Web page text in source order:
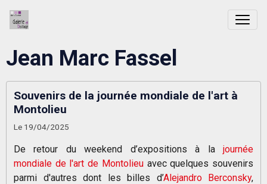
Jean Marc Fassel
Souvenirs de la journée mondiale de l'art à
Montolieu
Le 19/04/2025
De retour du weekend d’expositions à lajournée
mondiale de l'art de Montolieuavec quelques souvenirs
parmi d'autres dont les billes d’Alejandro Berconsky,